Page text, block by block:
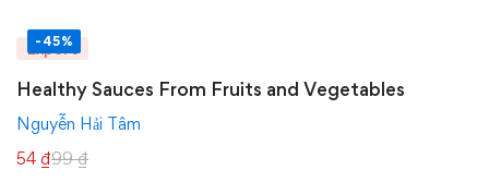
-45%
Expert
Healthy Sauces From Fruits and Vegetables
Nguyễn Hải Tâm
54 ₫99₫